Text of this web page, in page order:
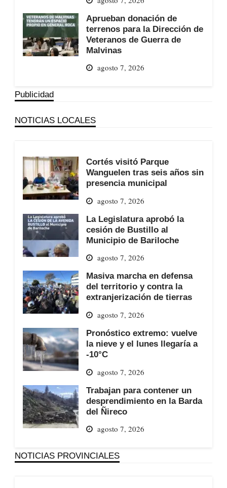
Aprueban donación de
terrenos para la Dirección de
Veteranos de Guerra de
Malvinas
agosto 7, 2026
Publicidad
NOTICIAS LOCALES
Cortés visitó Parque
Wanguelen tras seis años sin
presencia municipal
agosto 7, 2026
La Legislatura aprobó la
cesión de Bustillo al
Municipio de Bariloche
agosto 7, 2026
Masiva marcha en defensa
del territorio y contra la
extranjerización de tierras
agosto 7, 2026
Pronóstico extremo: vuelve
la nieve y el lunes llegaría a
-10°C
agosto 7, 2026
Trabajan para contener un
desprendimiento en la Barda
del Ñireco
agosto 7, 2026
NOTICIAS PROVINCIALES